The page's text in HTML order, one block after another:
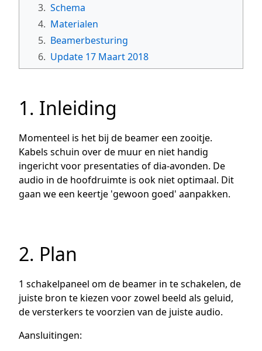
3. Schema
4. Materialen
5. Beamerbesturing
6. Update 17 Maart 2018
1. Inleiding
Momenteel is het bij de beamer een zooitje.
Kabels schuin over de muur en niet handig
ingericht voor presentaties of dia-avonden. De
audio in de hoofdruimte is ook niet optimaal. Dit
gaan we een keertje 'gewoon goed' aanpakken.
2. Plan
1 schakelpaneel om de beamer in te schakelen, de
juiste bron te kiezen voor zowel beeld als geluid,
de versterkers te voorzien van de juiste audio.
Aansluitingen: